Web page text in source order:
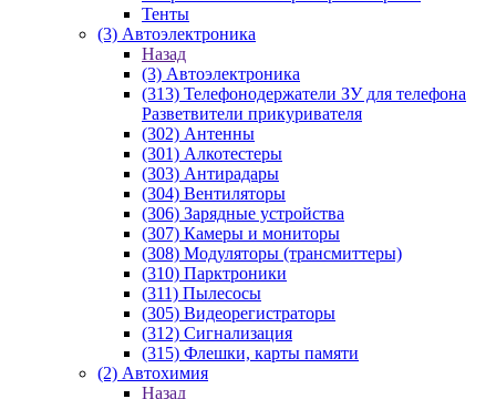
Тенты
(3) Автоэлектроника
Назад
(3) Автоэлектроника
(313) Телефонодержатели ЗУ для телефона
Разветвители прикуривателя
(302) Антенны
(301) Алкотестеры
(303) Антирадары
(304) Вентиляторы
(306) Зарядные устройства
(307) Камеры и мониторы
(308) Модуляторы (трансмиттеры)
(310) Парктроники
(311) Пылесосы
(305) Видеорегистраторы
(312) Сигнализация
(315) Флешки, карты памяти
(2) Автохимия
Назад